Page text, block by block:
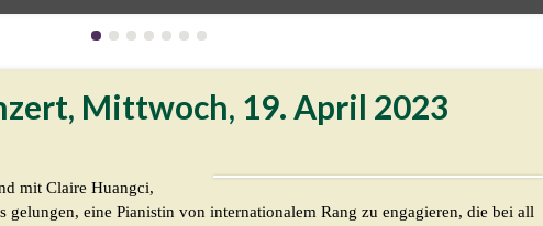
Mittwoch, 19. April 2023
mit Claire Huangci,
eine Pianistin von internationalem Rang zu engagieren, die bei all